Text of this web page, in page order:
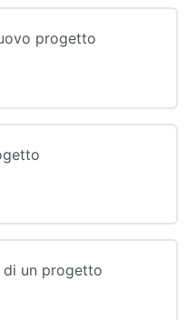
progetto
di un progetto